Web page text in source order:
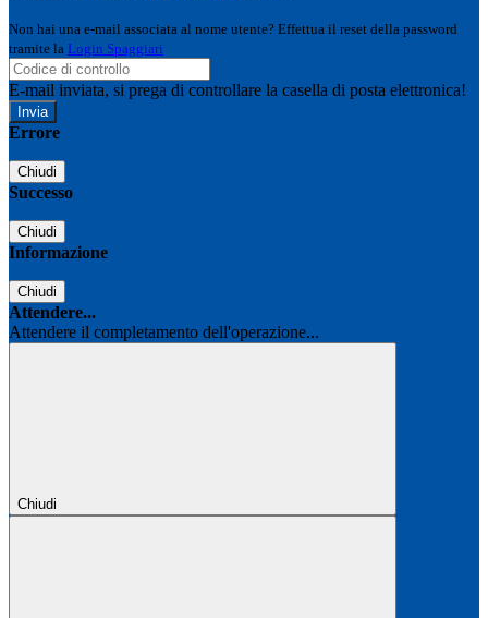
Non hai una e-mail associata al nome utente? Effettua il reset della password
tramite la Login Spaggiari
E-mail inviata, si prega di controllare la casella di posta elettronica!
Errore
Chiudi
Successo
Chiudi
Informazione
Chiudi
Attendere...
Attendere il completamento dell'operazione...
Chiudi